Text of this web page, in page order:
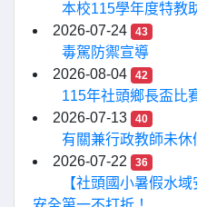
本校115學年度特教
2026-07-24
43
毒駕防禦宣導
2026-08-04
42
115年社頭鄉長盃比
2026-07-13
40
有關兼行政教師未
2026-07-22
36
【社頭國小暑假水